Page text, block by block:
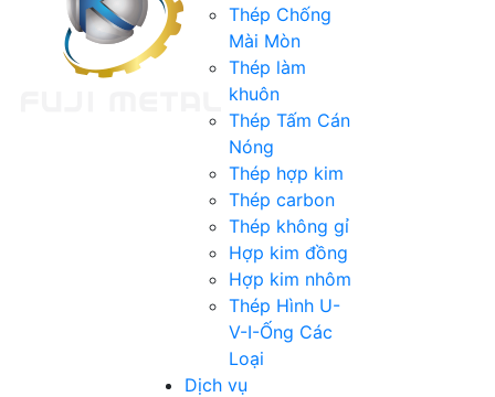
Thép Chống
Mài Mòn
Thép làm
khuôn
Thép Tấm Cán
Nóng
Thép hợp kim
Thép carbon
Thép không gỉ
Hợp kim đồng
Hợp kim nhôm
Thép Hình U-
V-I-Ống Các
Loại
Dịch vụ